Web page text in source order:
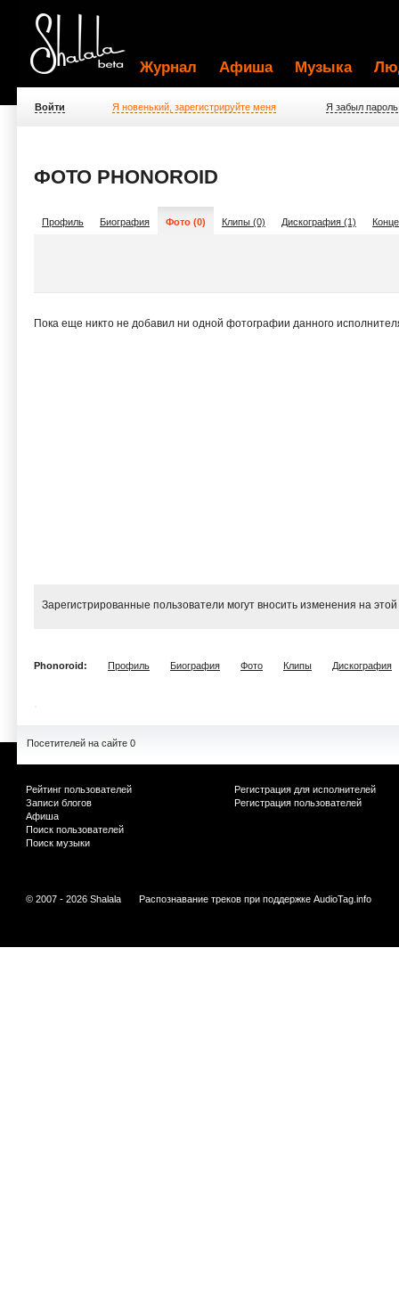
Журнал Афиша Музыка
Войти Я новенький, зарегистрируйте меня Я забыл пароль
ФОТО PHONOROID
Профиль Биография Фото (0) Клипы (0) Дискография (1)
Пока еще никто не добавил ни одной фотографии данного
Зарегистрированные пользователи могут вносить изменения на
Phonoroid: Профиль Биография Фото Клипы Дискография
Посетителей на сайте 0
Рейтинг пользователей
Записи блогов
Афиша
Поиск пользователей
Поиск музыки
Регистрация для исполнителей
Регистрация пользователей
© 2007 - 2026 Shalala Распознавание треков при поддержке AudioTag.info